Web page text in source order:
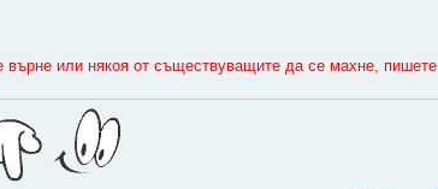
върне или някоя от съществуващите да се махне, пишете